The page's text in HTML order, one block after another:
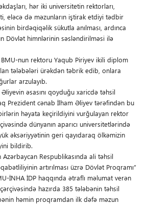
hər iki universitetin rektorları,
eləcə də məzunların iştirak etdiyi tədbir
birdəqiqəlik sükutla anılması, ardınca
Dövlət himnlərinin səsləndirilməsi ilə
BMU-nun rektoru Yaqub Piriyev ikili diplom
tələbələri ürəkdən təbrik edib, onlara
arzulayıb.
əsasını qoyduğu xaricdə təhsil
Prezident cənab İlham Əliyev tərəfindən bu
həyata keçirildiyini vurğulayan rektor
dünyanın aparıcı universitetlərində
əksəriyyətinin geri qayıdaraq ölkəmizin
bildirib.
Respublikasında ali təhsil
artırılması üzrə Dövlət Proqramı”
İNHA İDP haqqında ətraflı məlumat verən
hazırda 385 tələbənin təhsil
həmin proqramdan ilk dəfə məzun